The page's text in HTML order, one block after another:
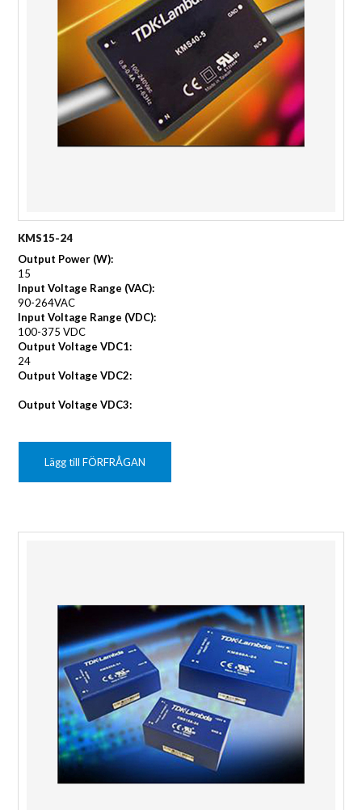
KMS15-24
Output Power (W):
15
Input Voltage Range (VAC):
90-264VAC
Input Voltage Range (VDC):
100-375 VDC
Output Voltage VDC1:
24
Output Voltage VDC2:
Output Voltage VDC3:
Lägg till FÖRFRÅGAN